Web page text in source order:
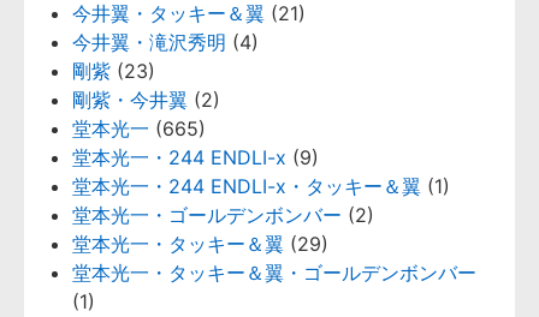
今井翼・タッキー＆翼 (21)
今井翼・滝沢秀明 (4)
剛紫 (23)
剛紫・今井翼 (2)
堂本光一 (665)
堂本光一・244 ENDLI-x (9)
堂本光一・244 ENDLI-x・タッキー＆翼 (1)
堂本光一・ゴールデンボンバー (2)
堂本光一・タッキー＆翼 (29)
堂本光一・タッキー＆翼・ゴールデンボンバー
(1)